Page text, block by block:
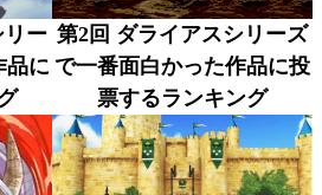
リー
品に
第2回 ダライアスシリーズ
で一番面白かった作品に投
票するランキング